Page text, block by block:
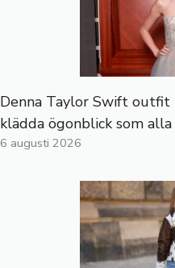
Denna Taylor Swift outfit
klädda ögonblick som
6 augusti 2026